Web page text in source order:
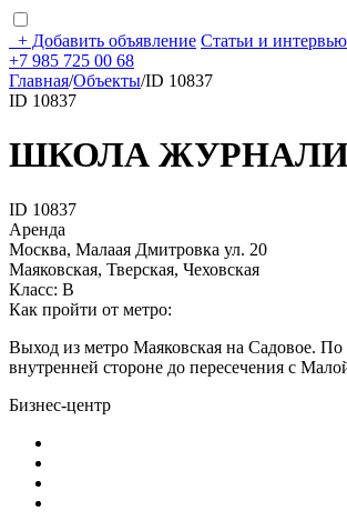
+ Добавить объявление Статьи и интервью
+7 985 725 00 68
Главная/Объекты/ID 10837
ID 10837
ШКОЛА
ID 10837
Аренда
Москва, Малаая Дмитровка ул. 20
Маяковская, Тверская, Чеховская
Класс: В
Как пройти от метро:
Выход из метро Маяковская на Садовое.
внутренней стороне до пересечения с
Бизнес-центр